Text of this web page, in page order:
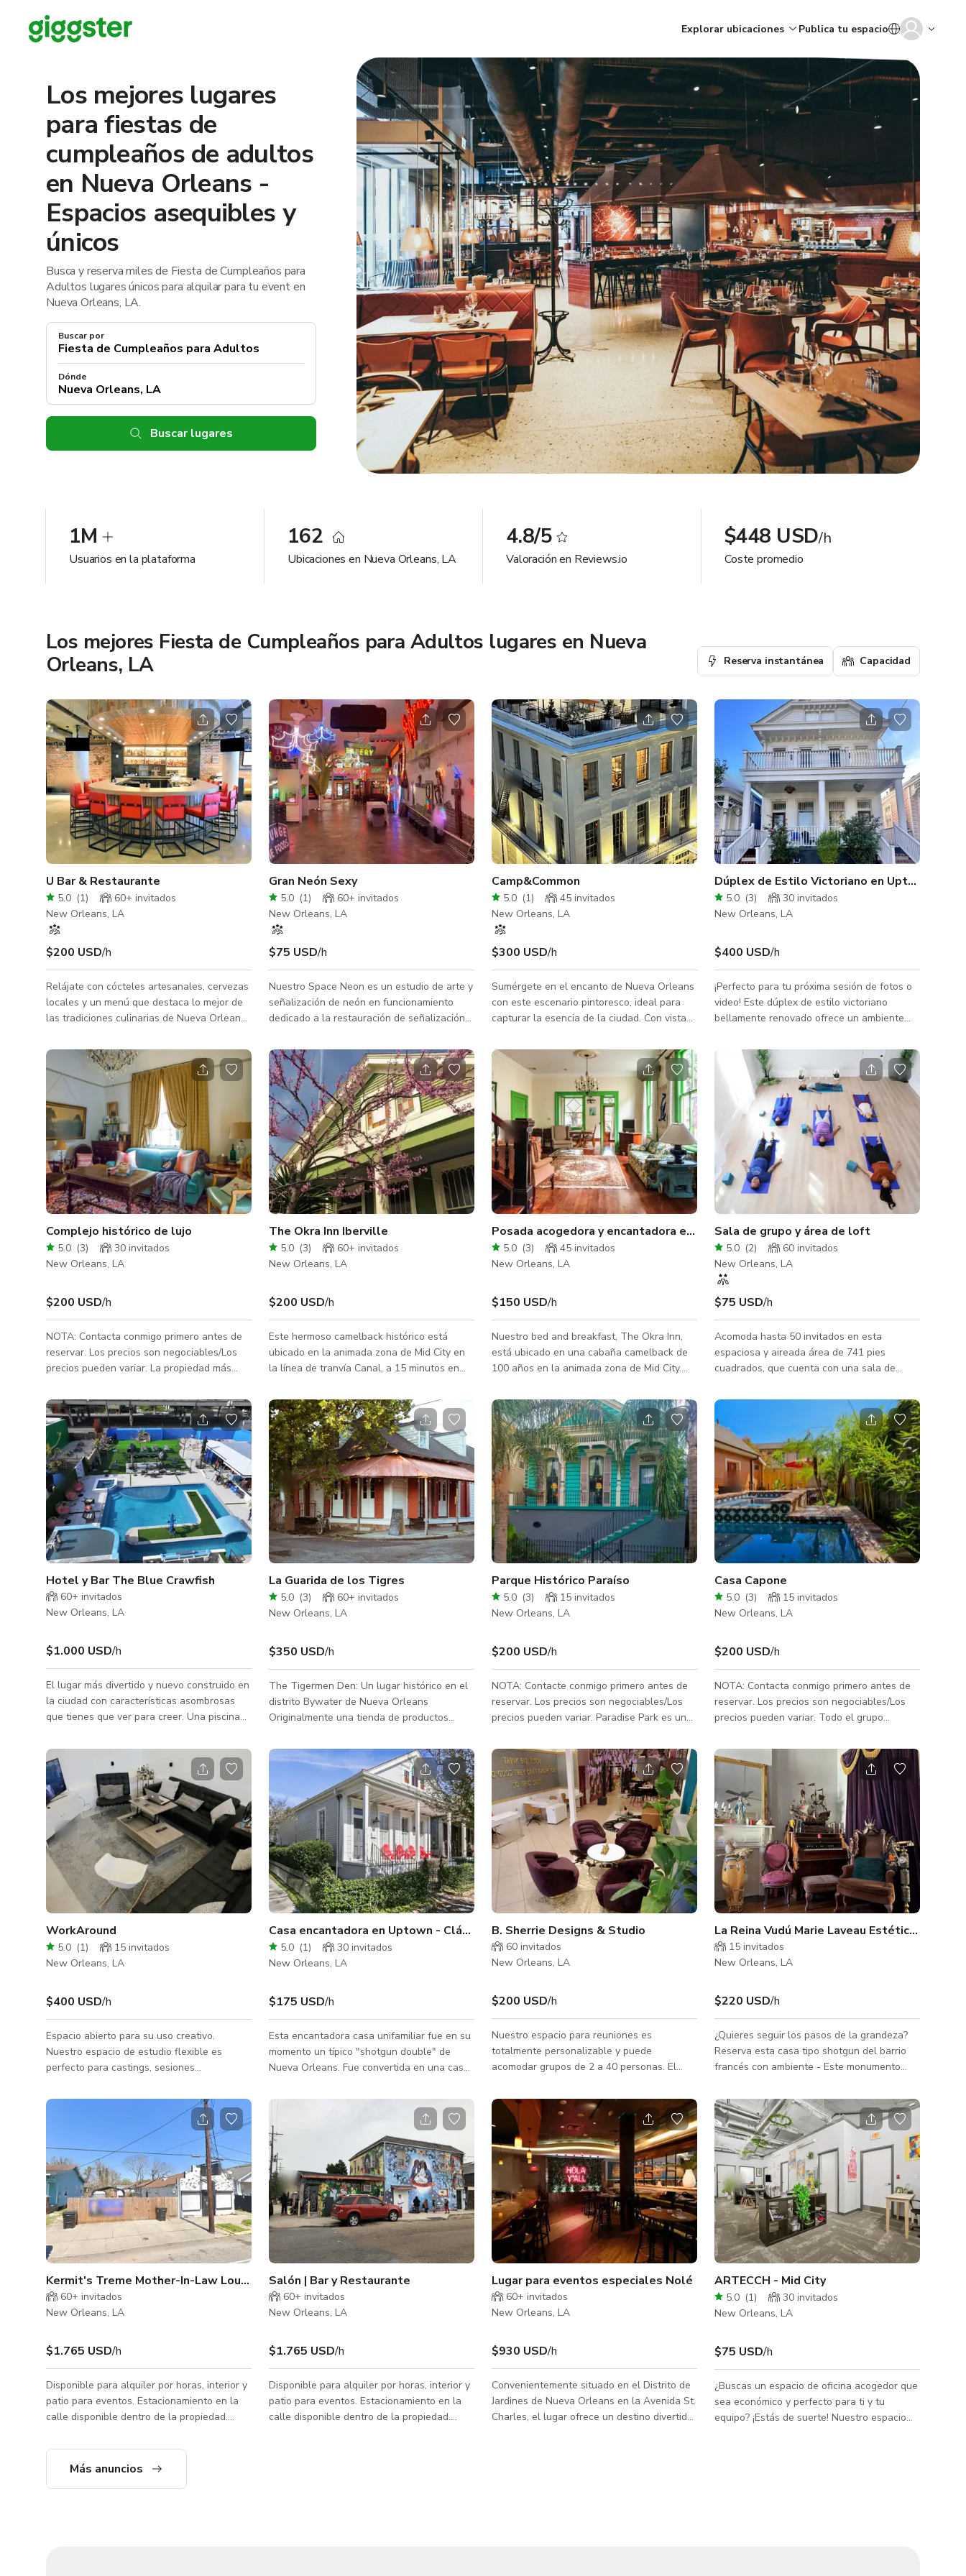
Explorar ubicaciones Publica tu espacio
Los mejores lugares
para fiestas de
cumpleaños de adultos
en Nueva Orleans -
Espacios asequibles y
únicos
Busca y reserva miles de Fiesta de Cumpleaños para
Adultos lugares únicos para alquilar para tu event en
Nueva Orleans, LA.
Buscar por
Dónde
Buscar lugares
1M
Usuarios en la plataforma
162
Ubicaciones en Nueva Orleans, LA
4.8/5
Valoración en Reviews.io
$448 USD/h
Coste promedio
Los mejores Fiesta de Cumpleaños para Adultos lugares en Nueva
Orleans, LA
Reserva instantánea Capacidad
U Bar & Restaurante
5.0 (1)
60+ invitados
New Orleans, LA
$200 USD/h
Relájate con cócteles artesanales, cervezas
locales y un menú que destaca lo mejor de
las tradiciones culinarias de Nueva Orleans
pero acogedor ofrece una deliciosa fusión
de cocina contemporánea y platos
inspirados en NOLA, perfecto para una
comida deliciosa o una bebida casual. La
zona circundante cuenta con una vibrante
escena gastronómica con restaurantes y
bares de moda que ofrecen desde cocinas
criollas clásicas hasta joyas culinarias inte
Gran Neón Sexy
5.0 (1)
60+ invitados
New Orleans, LA
$75 USD/h
Nuestro Space Neon es un estudio de arte y
señalización de neón en funcionamiento
dedicado a la restauración de señalización
soplado de vidrio. Más de 250 letreros de
neón están iluminados en todo momento,
haciendo que el espacio cumpla con el lema
“Un lugar brillante para gente sombría.”
Podemos acomodar hasta 150 personas con
un mínimo de 6 horas. Por favor, envíenos un
mensaje
Camp&Common
5.0 (1)
45 invitados
New Orleans, LA
$300 USD/h
Sumérgete en el encanto de Nueva Orleans
con este escenario pintoresco, ideal para
capturar la esencia de la ciudad. Con vistas
espacio es el sueño de un fotógrafo y un
lugar ideal para recepciones, ceremonias
íntimas y más. El exuberante patio al aire
libre de 1,100 pies cuadrados cuenta con
una variedad de árboles y un pequeño nicho
con jardín de hierbas, mientras que el área
de entretenimiento interior de 750 pies
cuadrados ofrece un refugio aco
Dúplex de Estilo Victoriano en Uptown
5.0 (3)
30 invitados
New Orleans, LA
$400 USD/h
¡Perfecto para tu próxima sesión de fotos o
video! Este dúplex de estilo victoriano
bellamente renovado ofrece un ambiente
capturar imágenes y grabaciones
impresionantes. Con su diseño versátil y
ambiente acogedor, encontrarás el fondo
perfecto para tu visión creativa. Ya sea que
busques la calidez de las áreas de salón
doble o el carácter del patio de ladrillo en la
parte trasera, cada rincón de este espacio
está listo para realzar tu sesión. C
Complejo histórico de lujo
5.0 (3)
30 invitados
New Orleans, LA
$200 USD/h
NOTA: Contacta conmigo primero antes de
reservar. Los precios son negociables/Los
precios pueden variar. La propiedad más
de alquiler y dos casas que reflejan la forma
en que la gente ha vivido en el Barrio
Francés durante cientos de años. ¡Esta
propiedad increíblemente genuina ha sido
completamente restaurada de arriba a
abajo! Hay dos casas, una al lado de la otra,
con 3 dormitorios en un lado y 4 dormitorios
en el otro lado del conjunto. Maravil
The Okra Inn Iberville
5.0 (3)
60+ invitados
New Orleans, LA
$200 USD/h
Este hermoso camelback histórico está
ubicado en la animada zona de Mid City en
la línea de tranvía Canal, a 15 minutos en
arte incluye 5 dormitorios (7 camas más un
futón tamaño queen), 2 salas de estar, 2
comedores, 3.5 baños, un balcón trasero,
patio trasero y porche delantero. El encanto
del edificio, la ubicación conveniente y los
anfitriones amigables, atentos y
conocedores nos convierten en el lugar
perfecto para que tu grupo se ena
Posada acogedora y encantadora en Nueva Orleans
5.0 (3)
45 invitados
New Orleans, LA
$150 USD/h
Nuestro bed and breakfast, The Okra Inn,
está ubicado en una cabaña camelback de
100 años en la animada zona de Mid City.
hasta 12 huéspedes para alquileres de casa
completa o habitaciones individuales. La
posada cuenta con techos de 11 pies,
hermosos molduras, 4.5 baños, porche
delantero y trasero, estacionamiento fuera
de la calle y nuestro propio encanto artístico
de Nueva Orleans. Tome el tranvía y
disfrute de un corto y pintoresco viaje (por $
Sala de grupo y área de loft
5.0 (2)
60 invitados
New Orleans, LA
$75 USD/h
Acomoda hasta 50 invitados en esta
espaciosa y aireada área de 741 pies
cuadrados, que cuenta con una sala de
loft. Este es el lugar ideal para su próximo:
Sesiones de entrenamiento y talleres
Reuniones de conferencia y seminarios
Actividades y reuniones grupales Clases
educativas y tutorías
Hotel y Bar The Blue Crawfish
60+ invitados
New Orleans, LA
$1.000 USD/h
El lugar más divertido y nuevo construido en
la ciudad con características asombrosas
que tienes que ver para creer. Una piscina
el sol, jacuzzi climatizado, piscina que brilla
en la oscuridad. 0.5 acres de espacio
exterior. Esta propiedad cuenta con techos
de 12 pies con molduras cuádruples de la
era histórica del edificio. Este lugar tiene un
bar, un juke joint y en la parte superior 10
habitaciones para reservar para pasar la
noche.
La Guarida de los Tigres
5.0 (3)
60+ invitados
New Orleans, LA
$350 USD/h
The Tigermen Den: Un lugar histórico en el
distrito Bywater de Nueva Orleans
Originalmente una tienda de productos
trasero. The Tigermen Den, ubicado en el
corazón del distrito histórico Bywater en
Nueva Orleans, Luisiana, es una joya
arquitectónica cautivadora que data de
1833. Construido en el estilo criollo clásico,
esta antigua tienda de productos secos
presenta paredes de bargeboard raras, un
sello distintivo de la construcción de
principios d
Parque Histórico Paraíso
5.0 (3)
15 invitados
New Orleans, LA
$200 USD/h
NOTA: Contacte conmigo primero antes de
reservar. Los precios son negociables/Los
precios pueden variar. Paradise Park es una
auge del algodón en la década de 1870
para una adinerada familia criolla francesa y
conserva gran parte de su carácter original
hoy en día. Una casa muy espaciosa de casi
4,000 pies cuadrados que tiene techos de
11’ y ventanas extremadamente grandes
con abundante luz natural. La casa tiene
mucho espacio para extenderse. �
Casa Capone
5.0 (3)
15 invitados
New Orleans, LA
$200 USD/h
NOTA: Contacta conmigo primero antes de
reservar. Los precios son negociables/Los
precios pueden variar. Todo el grupo
Marigny y los mejores bares, restaurantes y
actividades desde esta propiedad céntrica.
Casa Capone (ver abajo la historia de la
casa) es una casa grande con 5 dormitorios
que acomoda cómodamente hasta 10
huéspedes. Tenemos lavandería y 4 baños
completos, así como un gran comedor y área
de comedor exterior para que todos se
WorkAround
5.0 (1)
15 invitados
New Orleans, LA
$400 USD/h
Espacio abierto para su uso creativo.
Nuestro espacio de estudio flexible es
perfecto para castings, sesiones
de vestuario.
Casa encantadora en Uptown - Clásico de Nueva Orleans
5.0 (1)
30 invitados
New Orleans, LA
$175 USD/h
Esta encantadora casa unifamiliar fue en su
momento un típico "shotgun double" de
Nueva Orleans. Fue convertida en una casa
propietario anterior, quien rediseñó el plano
y añadió todas las comodidades modernas
incluyendo una cocina impresionante, baño
principal con ducha Y bañera de
hidromasaje, gran lavandería con fregadero,
mucho espacio de almacenamiento y un
refrigerador para vinos en la despensa.
B. Sherrie Designs & Studio
60 invitados
New Orleans, LA
$200 USD/h
Nuestro espacio para reuniones es
totalmente personalizable y puede
acomodar grupos de 2 a 40 personas. El
que muestran diferentes “estados de
ánimo/sensaciones” son el telón de fondo
que seguro te impresionará a ti y a tus
invitados. Nuestro mobiliario mixto de salón
permite excelentes conversaciones,
networking y experiencias. Con un patio
privado adjunto para que puedas salir a
tomar aire fresco y admirar el paisaje verde
y tropical. Nuestro
La Reina Vudú Marie Laveau Estética
15 invitados
New Orleans, LA
$220 USD/h
¿Quieres seguir los pasos de la grandeza?
Reserva esta casa tipo shotgun del barrio
francés con ambiente - Este monumento
Marie Laveau. Así que tenemos espíritus,
historia, antigüedades, arte y altares vudú.
Esta es la famosa casa familiar histórica de
la Reina Vudú Marie Laveau que vivió aquí
todo el siglo XIX y quizás aún lo hace. Ahora
está curada por Bloody Mary, autora local,
médium psíquica, cazadora de fantasmas y
artista que
Kermit's Treme Mother-In-Law Lounge
60+ invitados
New Orleans, LA
$1.765 USD/h
Disponible para alquiler por horas, interior y
patio para eventos. Estacionamiento en la
calle disponible dentro de la propiedad.
alquiler del espacio, comida y bebida no
están incluidas aún. Envíe consultas para
Salón | Bar y Restaurante
60+ invitados
New Orleans, LA
$1.765 USD/h
Disponible para alquiler por horas, interior y
patio para eventos. Estacionamiento en la
calle disponible dentro de la propiedad.
Lugar para eventos especiales Nolé
60+ invitados
New Orleans, LA
$930 USD/h
Convenientemente situado en el Distrito de
Jardines de Nueva Orleans en la Avenida St.
Charles, el lugar ofrece un destino divertido
ARTECCH - Mid City
5.0 (1)
30 invitados
New Orleans, LA
$75 USD/h
¿Buscas un espacio de oficina acogedor que
sea económico y perfecto para ti y tu
equipo? ¡Estás de suerte! Nuestro espacio
Más anuncios